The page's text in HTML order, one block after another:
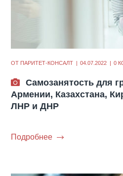
ОТ ПАРИТЕТ-КОНСАЛТ 04.07.2022 0
Самозанятость для
Армении, Казахстана,
ЛНР и ДНР
Подробнее